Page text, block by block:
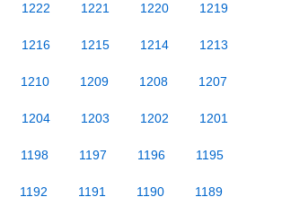
1222 1221 1220 1219
1216 1215 1214 1213
1210 1209 1208 1207
1204 1203 1202 1201
1198 1197 1196 1195
1192 1191 1190 1189